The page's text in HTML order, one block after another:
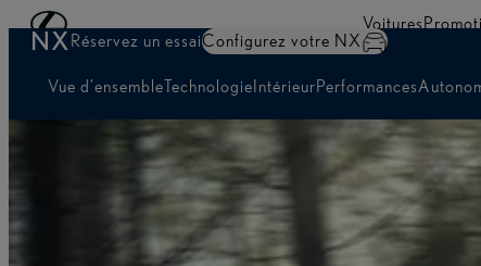
Passer au contenu principal Voitures
NXRéservez un essaiConfigurez votre NX
Vue d’ensembleTechnologieIntérieurPerformances